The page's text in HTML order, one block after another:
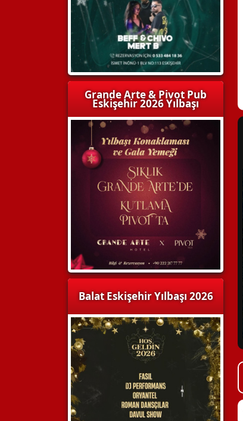
Grande Arte & Pivot Pub
Eskişehir 2026 Yılbaşı
Balat Eskişehir Yılbaşı 2026